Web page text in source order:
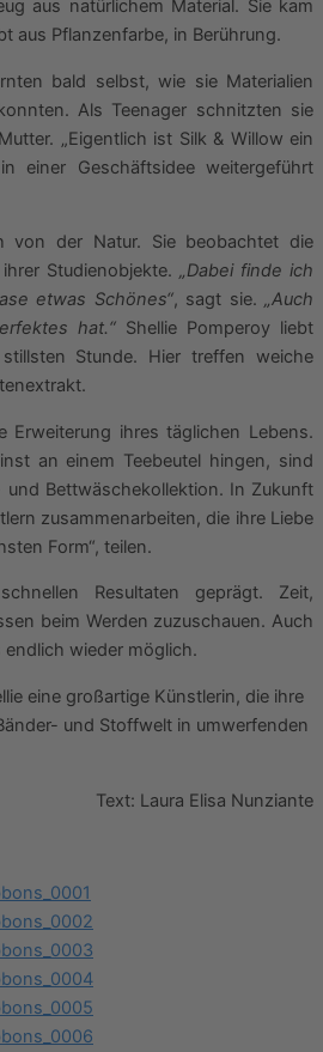
aus natürlichem Material. Sie kam
aus Pflanzenfarbe, in Berührung.
bald selbst, wie sie Materialien
Als Teenager schnitzten sie
„Eigentlich ist Silk & Willow ein
einer Geschäftsidee weitergeführt
von der Natur. Sie beobachtet die
Studienobjekte. „Dabei finde ich
etwas Schönes“, sagt sie.„Auch
hat.“ Shellie Pomperoy liebt
Stunde. Hier treffen weiche
Erweiterung ihres täglichen Lebens.
an einem Teebeutel hingen, sind
und Bettwäschekollektion. In Zukunft
zusammenarbeiten, die ihre Liebe
Form“, teilen.
Resultaten geprägt. Zeit,
beim Werden zuzuschauen. Auch
endlich wieder möglich.
eine großartige Künstlerin, die ihre
und Stoffwelt in umwerfenden
Text: Laura Elisa Nunziante